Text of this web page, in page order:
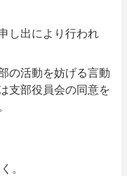
し出により行われ
の活動を妨げる言動
支部役員会の同意を
。